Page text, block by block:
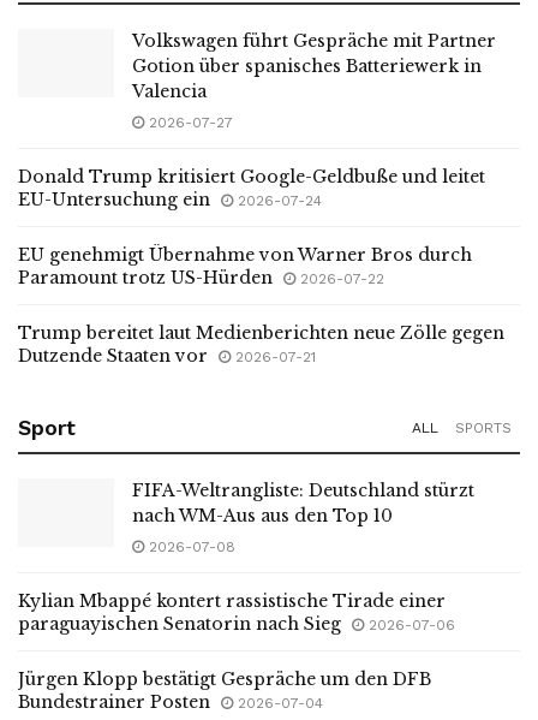
Volkswagen führt Gespräche mit Partner
Gotion über spanisches Batteriewerk in
Valencia
2026-07-27
Donald Trump kritisiert Google-Geldbuße und leitet
EU-Untersuchung ein
2026-07-24
EU genehmigt Übernahme von Warner Bros durch
Paramount trotz US-Hürden
2026-07-22
Trump bereitet laut Medienberichten neue Zölle gegen
Dutzende Staaten vor
2026-07-21
Sport ALL SPORTS
FIFA-Weltrangliste: Deutschland stürzt
nach WM-Aus aus den Top 10
2026-07-08
Kylian Mbappé kontert rassistische Tirade einer
paraguayischen Senatorin nach Sieg
2026-07-06
Jürgen Klopp bestätigt Gespräche um den DFB
Bundestrainer Posten
2026-07-04